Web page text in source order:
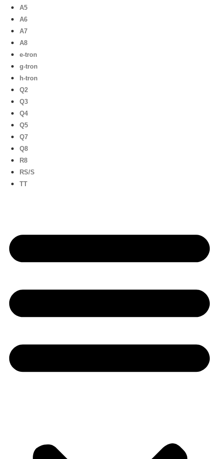
A5
A6
A7
A8
e-tron
g-tron
h-tron
Q2
Q3
Q4
Q5
Q7
Q8
R8
RS/S
TT